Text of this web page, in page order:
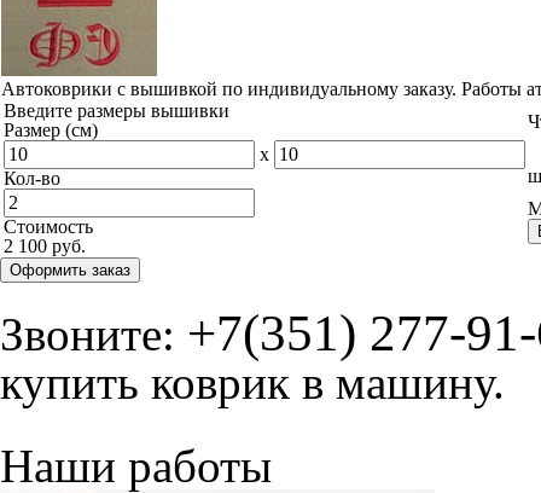
Автоковрики с вышивкой по индивидуальному заказу. Работы
Введите размеры вышивки
Размер (см)
x
Кол-во
Стоимость
2 100 руб.
Оформить заказ
Звоните: +7(351) 277-
купить коврик в машину.
Наши работы